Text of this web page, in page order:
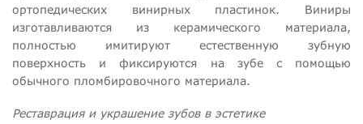
ортопедических винирных пластинок. Виниры
изготавливаются из керамического материала,
полностью имитируют естественную зубную
поверхность и фиксируются на зубе с помощью
обычного пломбировочного материала.
Реставрация и украшение зубов в эстетике